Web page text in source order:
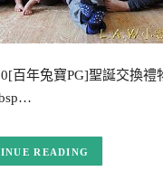
百年兔寶PG]聖誕交換禮
READING